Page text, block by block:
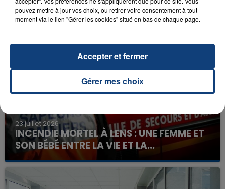
FIL D'ACTU
23 juillet 2026
INCENDIE MORTEL À LENS : UNE FEMME ET
SON BÉBÉ ENTRE LA VIE ET LA...
Un homme s'est immolé par le feu après avoir
aspergé sa compagne et leur bébé de trois mois
d'un liquide inflammable.
pouvez mettre à jour vos choix, ou retirer votre consentement à tout
moment via le lien "Gérer les cookies" situé en bas de chaque page.
Gérer mes choix
Accepter et fermer